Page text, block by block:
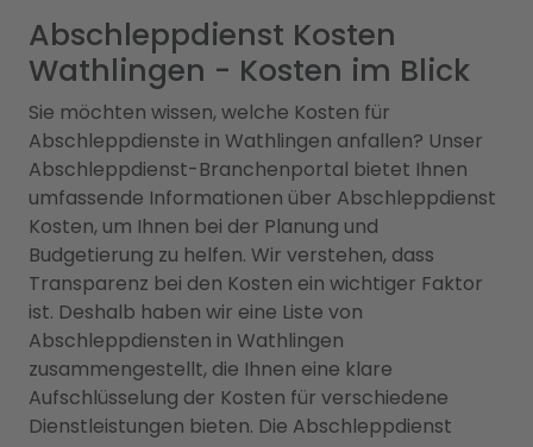
Abschleppdienst Kosten
Wathlingen - Kosten im Blick
Sie möchten wissen, welche Kosten für
Abschleppdienste in Wathlingen anfallen? Unser
Abschleppdienst-Branchenportal bietet Ihnen
umfassende Informationen über Abschleppdienst
Kosten, um Ihnen bei der Planung und
Budgetierung zu helfen. Wir verstehen, dass
Transparenz bei den Kosten ein wichtiger Faktor
ist. Deshalb haben wir eine Liste von
Abschleppdiensten in Wathlingen
zusammengestellt, die Ihnen eine klare
Aufschlüsselung der Kosten für verschiedene
Dienstleistungen bieten. Die Abschleppdienst